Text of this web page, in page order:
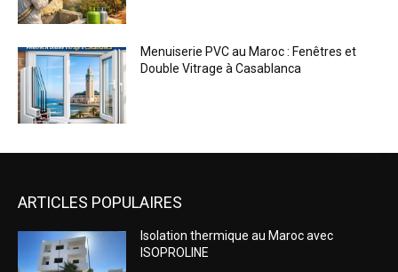
Menuiserie PVC au Maroc : Fenêtres et
Double Vitrage à Casablanca
ARTICLES POPULAIRES
Isolation thermique au Maroc avec
ISOPROLINE